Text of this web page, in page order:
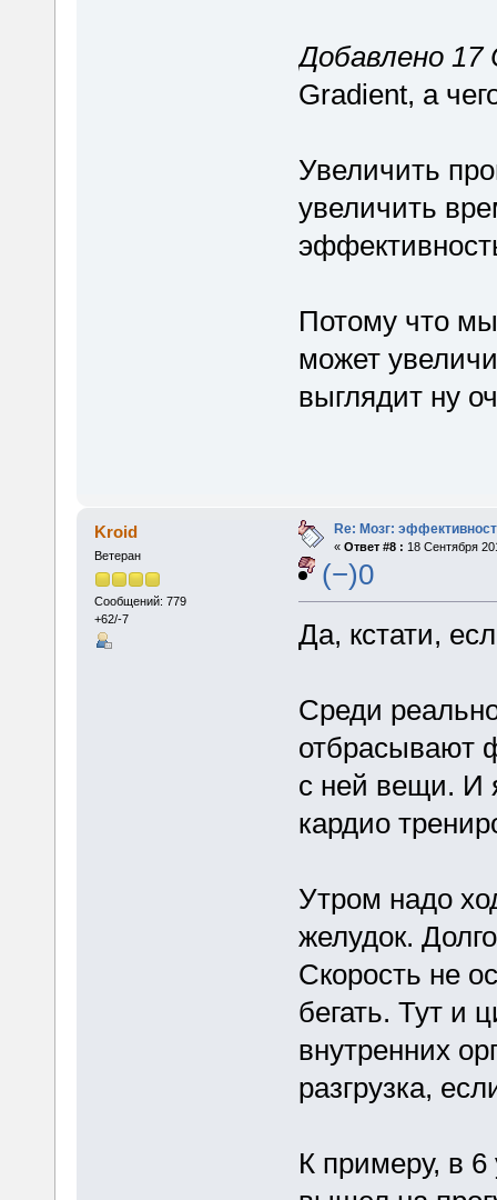
Добавлено 17
Gradient, а
Увеличить
увеличить
Потому что
может
выглядит ну
Kroid
Ветеран
Сообщений: 779
+62/-7
Re: Мозг:
« Ответ #8 : 18 Сентября
(−)0
Да, кстати,
Среди
отбрасывают
с ней вещи. И
кардио
Утром надо
желудок.
Скорость не
бегать. Тут и
внутренних
разгрузка,
К примеру, в 6